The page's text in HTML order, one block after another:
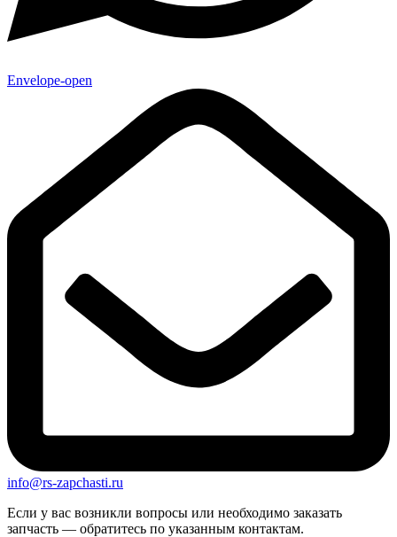
Envelope-open
info@rs-zapchasti.ru
Если у вас возникли вопросы или необходимо заказать
запчасть — обратитесь по указанным контактам.